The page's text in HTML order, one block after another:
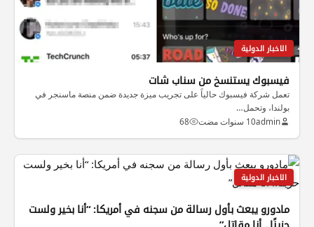
الاخبار الدولية
فيسبوك يستنسخ من سناب شات
تعمل شركة فيسبوك حالياً على تجريب ميزة جديدة ضمن منصة ماسنجر في
بولندا، وتحمل…
admin10 سنوات مضت 68
الاخبار الدولية
مادورو يبعث بأول رسالة من سجنه في أمريكا: “أنا بخير ولست